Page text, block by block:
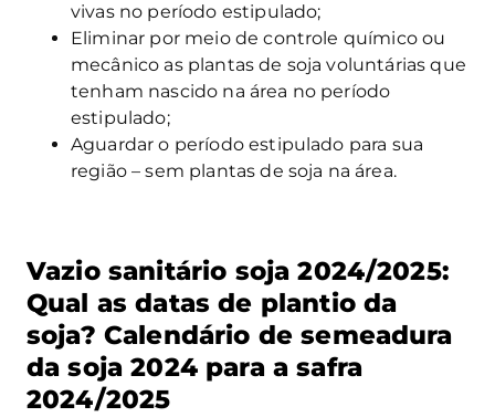
vivas no período estipulado;
Eliminar por meio de controle químico ou
mecânico as plantas de soja voluntárias que
tenham nascido na área no período
estipulado;
Aguardar o período estipulado para sua
região – sem plantas de soja na área.
Vazio sanitário soja 2024/2025:
Qual as datas de plantio da
soja? Calendário de semeadura
da soja 2024 para a safra
2024/2025